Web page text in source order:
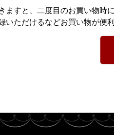
ますと、二度目のお買い物時
いただけるなどお買い物が便